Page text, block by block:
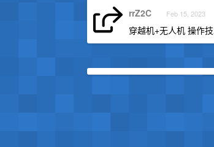
rrZ2C Feb 15, 2023
穿越机+无人机 操作